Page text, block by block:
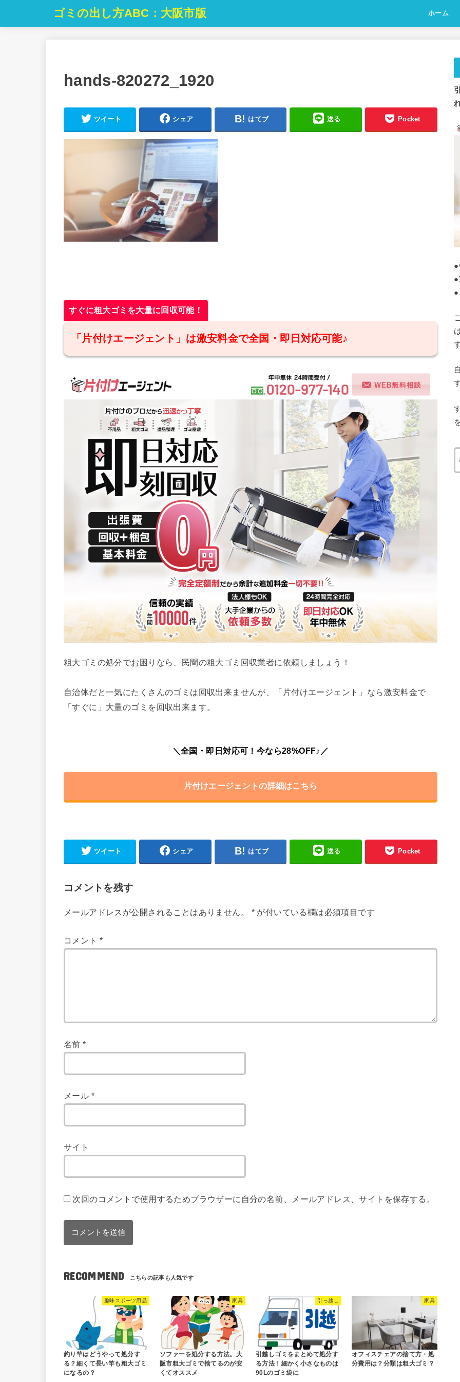
ゴミの出し方ABC：大阪市版 ホーム
hands-820272_1920
ツイート シェア はてブ 送る Pocket
すぐに粗大ゴミを大量に回収可能！
「片付けエージェント」は激安料金で全国・即日対応可能♪
粗大ゴミの処分でお困りなら、民間の粗大ゴミ回収業者に依頼しましょう！
自治体だと一気にたくさんのゴミは回収出来ませんが、「片付けエージェント」なら激安料金で
「すぐに」大量のゴミを回収出来ます。
＼全国・即日対応可！今なら28%OFF♪／
片付けエージェントの詳細はこちら
ツイート シェア はてブ 送る Pocket
コメントを残す
メールアドレスが公開されることはありません。 *が付いている欄は必須項目です
コメント*
名前*
メール *
サイト
次回のコメントで使用するためブラウザーに自分の名前、メールアドレス、サイトを保存する。
RECOMMEND
趣味スポーツ用品
釣り竿はどうやって処分す
る？細くて長い竿も粗大ゴミ
になるの？
家具
ソファーを処分する方法。大
阪市粗大ゴミで捨てるのが安
くてオススメ
引っ越し
引越しゴミをまとめて処分す
る方法！細かく小さなものは
90Lのゴミ袋に
家具
オフィスチェアの捨て方・処
分費用は？分類は粗大ゴミ？
●
●
●